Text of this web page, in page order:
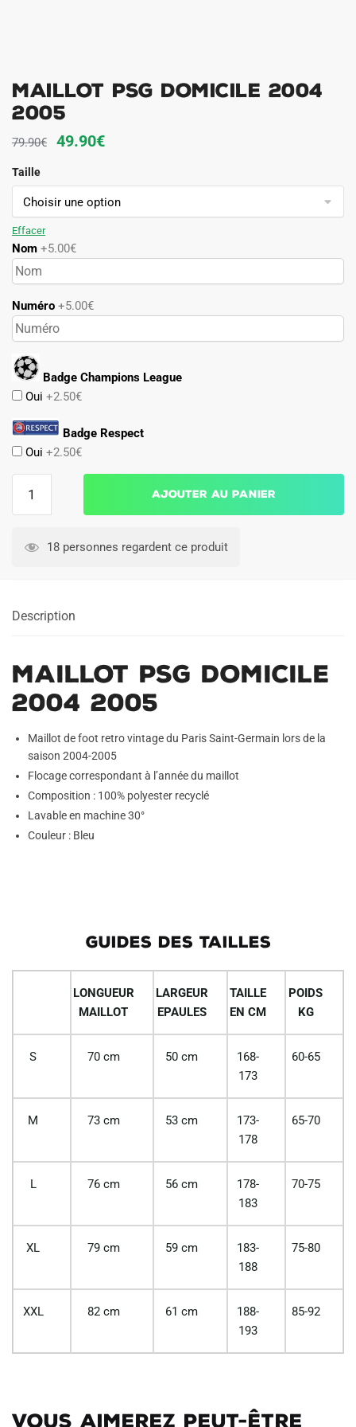
Maillot PSG Domicile 2004
2005
79.90€
Le
initial
était :
49.90€Le
actuel
est :
Taille
Effacer
Nom +5.00€
Numéro +5.00€
Badge Champions League
Oui +2.50€
Badge Respect
Oui +2.50€
PSG
Ajouter au panier
18 personnes regardent ce produit
Description
Maillot PSG Domicile
2004 2005
Maillot de foot retro vintage du Paris Saint-Germain lors de la
saison 2004-2005
Flocage correspondant à l’année du maillot
Composition : 100% polyester recyclé
Lavable en machine 30°
Couleur : Bleu
GUIDES DES TAILLES
LONGUEUR
MAILLOT
LARGEUR
EPAULES
TAILLE
EN CM
POIDS
KG
S 70 cm 50 cm
168-
173
60-65
M 73 cm 53 cm
173-
178
65-70
L 76 cm 56 cm
178-
183
70-75
XL 79 cm 59 cm
183-
188
75-80
XXL 82 cm 61 cm
188-
193
85-92
Vous aimerez peut-être